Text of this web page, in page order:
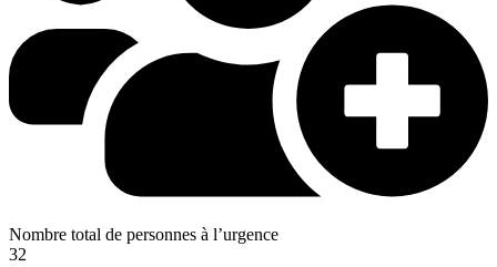
Nombre total de personnes à l’urgence
32